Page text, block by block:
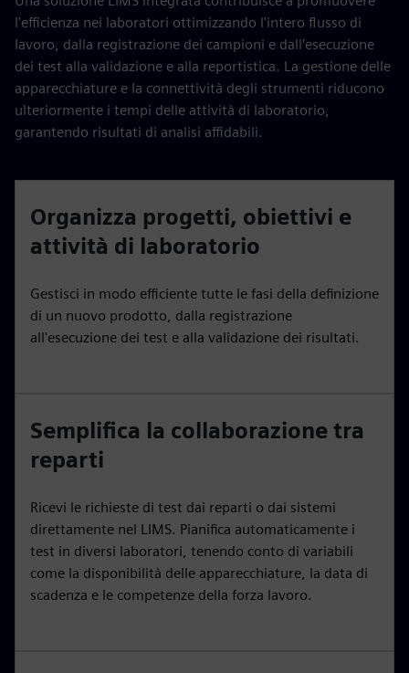
l'efficienza nei laboratori ottimizzando l'intero flusso di
lavoro, dalla registrazione dei campioni e dall'esecuzione
dei test alla validazione e alla reportistica. La gestione delle
apparecchiature e la connettività degli strumenti riducono
ulteriormente i tempi delle attività di laboratorio,
garantendo risultati di analisi affidabili.
Organizza progetti, obiettivi e
attività di laboratorio
Gestisci in modo efficiente tutte le fasi della definizione
di un nuovo prodotto, dalla registrazione
all'esecuzione dei test e alla validazione dei risultati.
Semplifica la collaborazione tra
reparti
Ricevi le richieste di test dai reparti o dai sistemi
direttamente nel LIMS. Pianifica automaticamente i
test in diversi laboratori, tenendo conto di variabili
come la disponibilità delle apparecchiature, la data di
scadenza e le competenze della forza lavoro.